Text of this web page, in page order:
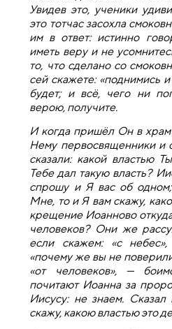
Увидев это, ученики
это тотчас засохла
им в ответ: истинно
иметь веру и не
то, что сделано со
сей скажете: «поднимись
будет; и всё, чего ни
верою, получите.
И когда пришёл Он в храм
Нему первосвященники и
сказали: какой властью
Тебе дал такую власть?
спрошу и Я вас об
Мне, то и Я вам скажу,
крещение Иоанново
человеков? Они же
если скажем: «с
«почему же вы не
«от человеков», —
почитают Иоанна за
Иисусу: не знаем.
скажу, какою властью это